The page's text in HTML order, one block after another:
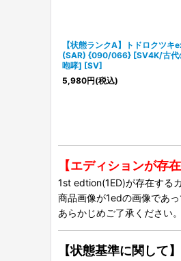
【状態ランクA】トドロクツキ
(SAR) {090/066} [SV4K/古代
咆哮] [SV]
5,980円(税込)
【エディションが存
1st edtion(1ED)が存在する
商品画像が1edの画像であ
あらかじめご了承ください。
【状態基準に関して】